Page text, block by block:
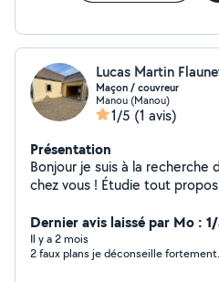
Lucas Martin
Maçon / couvreur
Manou (Manou)
1/5 (1 avis)
Présentation
Bonjour je suis à la
chez vous ! Étudie tout
(intérieure/exterieur) Jeune et
Dernier avis laissé par Mo :
Il y a 2 mois
2 faux plans je déconseille fortement.